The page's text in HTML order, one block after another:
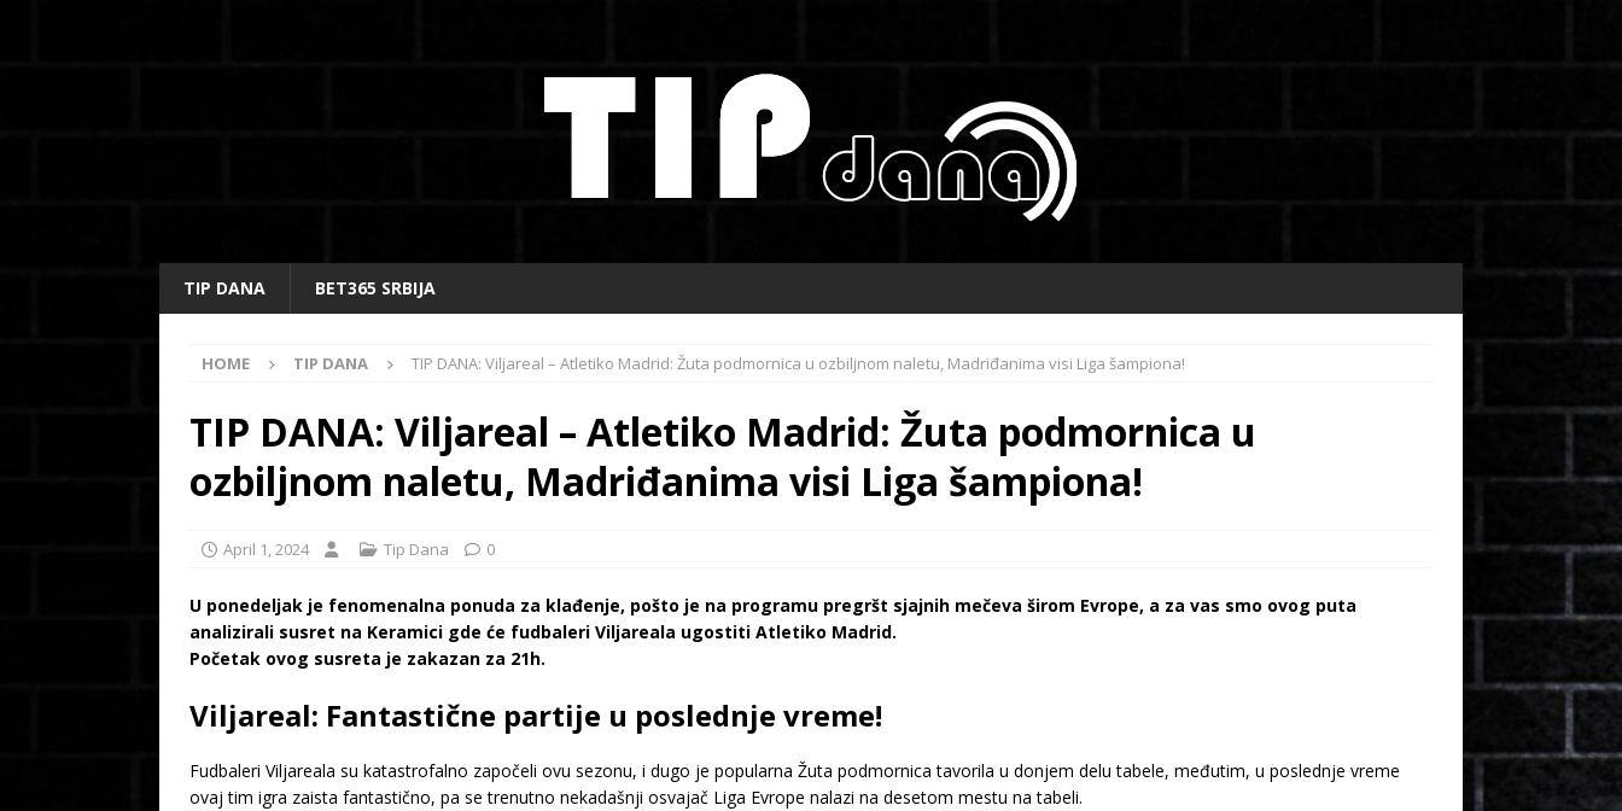
TIP DANA BET365 SRBIJA
HOME TIP DANA TIP DANA: Viljareal – Atletiko Madrid: Žuta podmornica u ozbiljnom naletu, Madriđanima visi Liga šampiona!
TIP DANA: Viljareal – Atletiko Madrid: Žuta podmornica u
ozbiljnom naletu, Madriđanima visi Liga šampiona!
April 1, 2024 Tip Dana 0
U ponedeljak je fenomenalna ponuda za klađenje, pošto je na programu pregršt sjajnih mečeva širom Evrope, a za vas smo ovog puta
analizirali susret na Keramici gde će fudbaleri Viljareala ugostiti Atletiko Madrid.
Početak ovog susreta je zakazan za 21h.
Viljareal: Fantastične partije u poslednje vreme!
Fudbaleri Viljareala su katastrofalno započeli ovu sezonu, i dugo je popularna Žuta podmornica tavorila u donjem delu tabele, međutim, u poslednje vreme
ovaj tim igra zaista fantastično, pa se trenutno nekadašnji osvajač Liga Evrope nalazi na desetom mestu na tabeli.